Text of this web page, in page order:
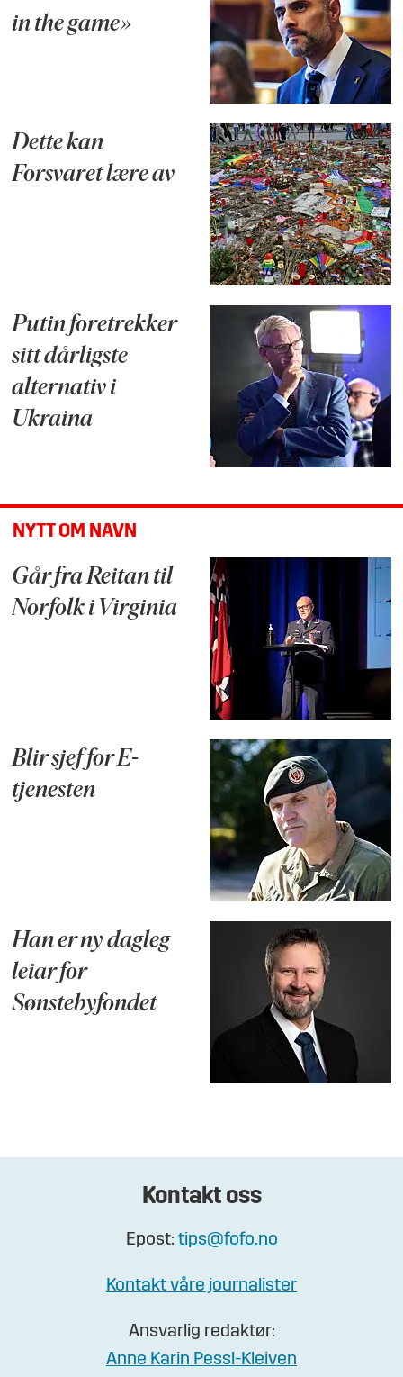
in the game»
Dette kan
Forsvaret lære av
Putin foretrekker
sitt dårligste
alternativ i
Ukraina
NYTT OM NAVN
Går fra Reitan til
Norfolk i Virginia
Blir sjef for E-
tjenesten
Han er ny dagleg
leiar for
Sønstebyfondet
Kontakt oss
Epost: tips@fofo.no
Kontakt våre journalister
Ansvarlig redaktør:
Anne Karin Pessl-Kleiven